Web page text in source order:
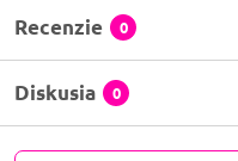
Recenzie 0
Diskusia 0